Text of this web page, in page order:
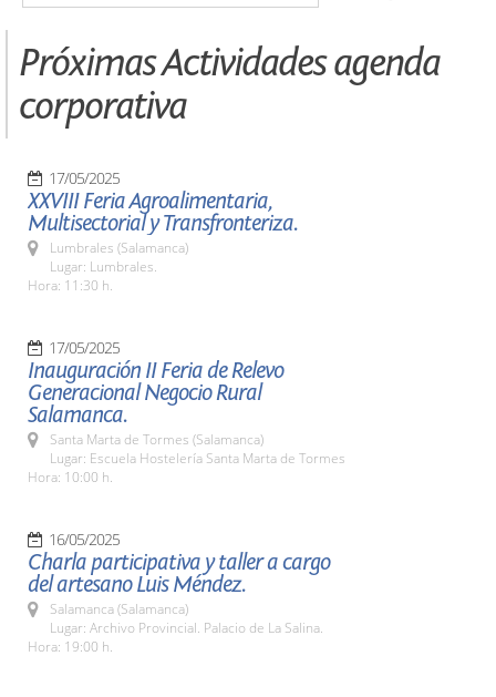
Próximas Actividades agenda
corporativa
17/05/2025
XXVIII Feria Agroalimentaria,
Multisectorial y Transfronteriza.
Lumbrales (Salamanca)
Lugar: Lumbrales.
Hora: 11:30 h.
17/05/2025
Inauguración II Feria de Relevo
Generacional Negocio Rural
Salamanca.
Santa Marta de Tormes (Salamanca)
Lugar: Escuela Hostelería Santa Marta de Tormes
Hora: 10:00 h.
16/05/2025
Charla participativa y taller a cargo
del artesano Luis Méndez.
Salamanca (Salamanca)
Lugar: Archivo Provincial. Palacio de La Salina.
Hora: 19:00 h.